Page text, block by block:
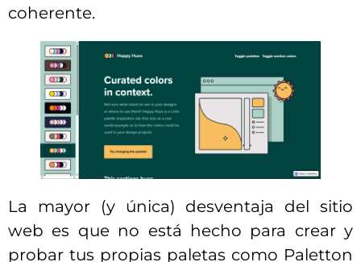
coherente.
La mayor (y única) desventaja del sitio
web es que no está hecho para crear y
probar tus propias paletas como Paletton